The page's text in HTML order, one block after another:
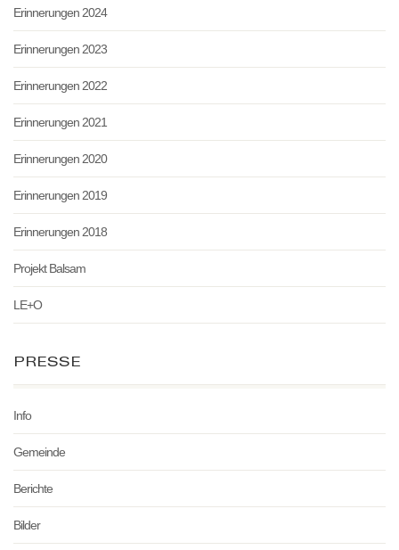
Erinnerungen 2024
Erinnerungen 2023
Erinnerungen 2022
Erinnerungen 2021
Erinnerungen 2020
Erinnerungen 2019
Erinnerungen 2018
Projekt Balsam
LE+O
PRESSE
Info
Gemeinde
Berichte
Bilder